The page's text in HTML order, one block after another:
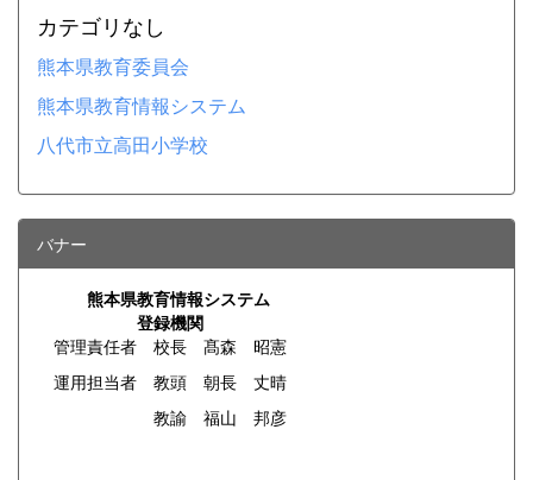
カテゴリなし
熊本県教育委員会
熊本県教育情報システム
八代市立高田小学校
バナー
熊本県教育情報システム
登録機関
管理責任者 校長 髙森 昭憲
運用担当者 教頭 朝長 丈晴
教諭 福山 邦彦